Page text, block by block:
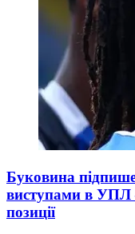
Буковина
виступами в УПЛ
позиції